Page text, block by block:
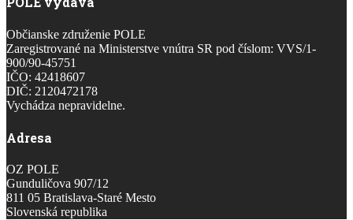
Občianske združenie POLE
Zaregistrované na Ministerstve vnútra SR pod číslom: VVS/1-
900/90-45751
IČO: 42418607
DIČ: 2120472178
Vychádza nepravidelne.
Adresa
OZ POLE
Gunduličova 907/12
811 05 Bratislava-Staré Mesto
Slovenská republika